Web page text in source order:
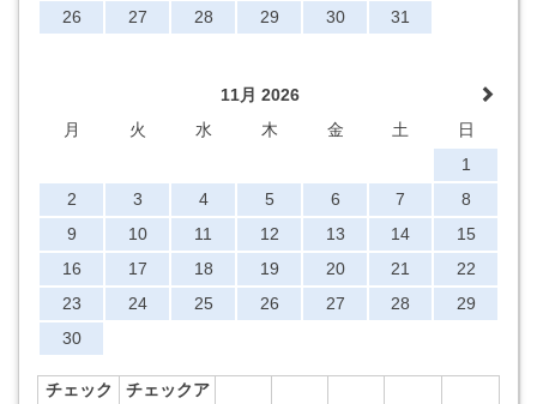
26
27 28 29 30 31
11月 2026
月
火 水 木 金 土
日
1
2
3 4 5 6 7
8
9
10 11 12 13 14
15
16
17 18 19 20 21
22
23
24 25 26 27 28
29
30
チェック
チェックア